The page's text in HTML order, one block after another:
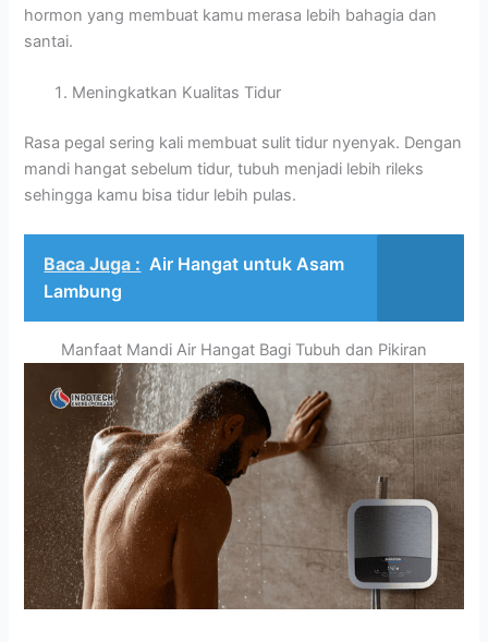
hormon yang membuat kamu merasa lebih bahagia dan
santai.
Meningkatkan Kualitas Tidur
Rasa pegal sering kali membuat sulit tidur nyenyak. Dengan
mandi hangat sebelum tidur, tubuh menjadi lebih rileks
sehingga kamu bisa tidur lebih pulas.
Baca Juga : Air Hangat untuk Asam
Lambung
Manfaat Mandi Air Hangat Bagi Tubuh dan Pikiran